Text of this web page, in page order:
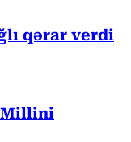
qərar verdi
Millini